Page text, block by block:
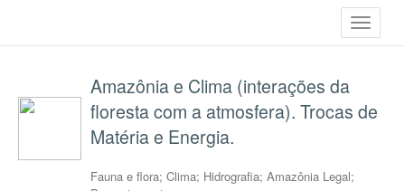
Toggle
Amazônia e Clima (interações da
floresta com a atmosfera). Trocas de
Matéria e Energia.
Fauna e flora; Clima; Hidrografia; Amazônia Legal;